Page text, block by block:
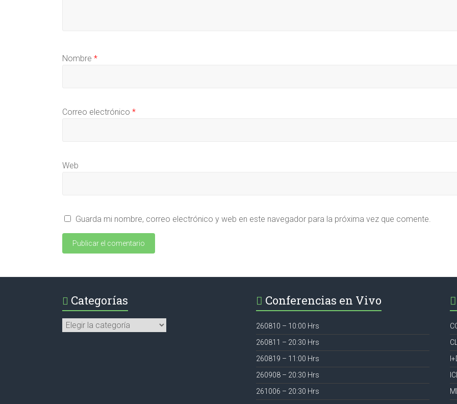
Nombre *
Correo electrónico *
Web
Guarda mi nombre, correo electrónico y web en este navegador para la próxima vez que comente.
Categorías
Categorías
Conferencias en Vivo
260810 – 10:00 Hrs
260811 – 20:30 Hrs
260819 – 11:00 Hrs
260908 – 20:30 Hrs
261006 – 20:30 Hrs